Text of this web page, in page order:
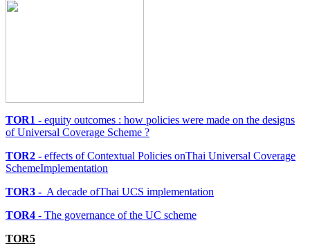
TOR1 - equity outcomes : how policies were made on the designs
of Universal Coverage Scheme ?
TOR2 - effects of Contextual Policies onThai Universal Coverage
SchemeImplementation
TOR3 - A decade ofThai UCS implementation
TOR4 - The governance of the UC scheme
TOR5